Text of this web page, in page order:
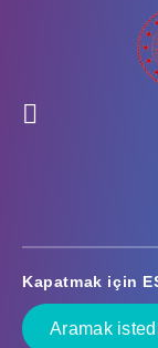
Kapatmak için